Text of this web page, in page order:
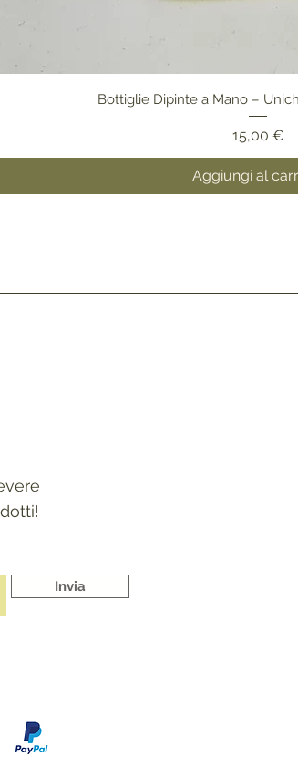
Bottiglie Dipinte a Mano –
Prezzo
15,00 €
Aggiungi al
Invia